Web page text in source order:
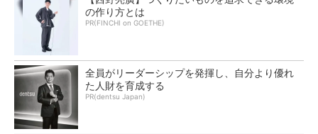
の作り方とは
PR(FINCHI on GOETHE)
全員がリーダーシップを発揮し、自分より優れ
た人財を育成する
PR(dentsu Japan)